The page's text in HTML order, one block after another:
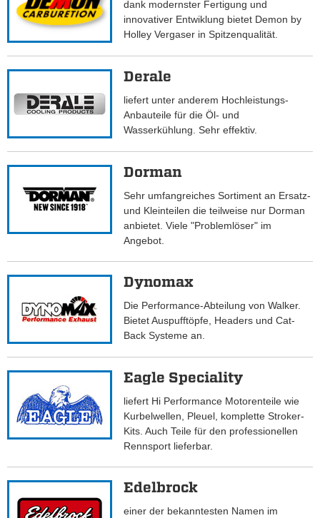
dank modernster Fertigung und
innovativer Entwiklung bietet Demon by
Holley Vergaser in Spitzenqualität.
Derale
liefert unter anderem Hochleistungs-
Anbauteile für die Öl- und
Wasserkühlung. Sehr effektiv.
Dorman
Sehr umfangreiches Sortiment an Ersatz-
und Kleinteilen die teilweise nur Dorman
anbietet. Viele "Problemlöser" im
Angebot.
Dynomax
Die Performance-Abteilung von Walker.
Bietet Auspufftöpfe, Headers und Cat-
Back Systeme an.
Eagle Speciality
liefert Hi Performance Motorenteile wie
Kurbelwellen, Pleuel, komplette Stroker-
Kits. Auch Teile für den professionellen
Rennsport lieferbar.
Edelbrock
einer der bekanntesten Namen im